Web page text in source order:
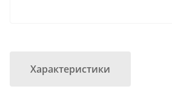
Характеристики